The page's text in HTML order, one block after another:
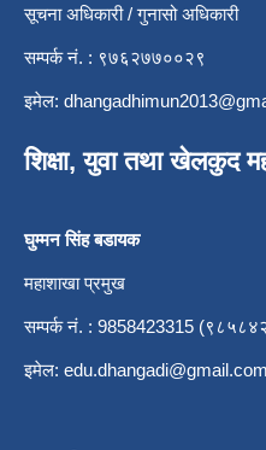
सूचना अधिकारी / गुनासो अधिकारी
सम्पर्क नं. : ९७६२७७००२९
इमेल:
शिक्षा, युवा तथा खेलकुद
घुम्मन सिंह बडायक
महाशाखा प्रमुख
सम्पर्क नं. : 9858423315
इमेल: edu.dhangadi@gmail.com